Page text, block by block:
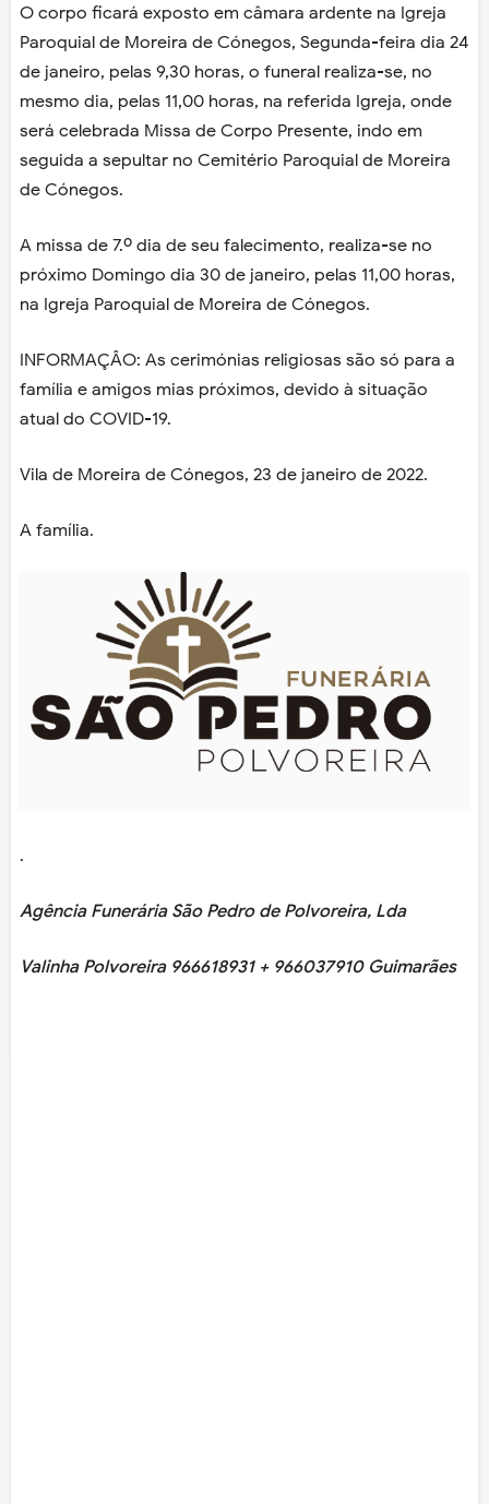
O corpo ficará exposto em câmara ardente na Igreja
Paroquial de Moreira de Cónegos, Segunda-feira dia 24
de janeiro, pelas 9,30 horas, o funeral realiza-se, no
mesmo dia, pelas 11,00 horas, na referida Igreja, onde
será celebrada Missa de Corpo Presente, indo em
seguida a sepultar no Cemitério Paroquial de Moreira
de Cónegos.
A missa de 7.º dia de seu falecimento, realiza-se no
próximo Domingo dia 30 de janeiro, pelas 11,00 horas,
na Igreja Paroquial de Moreira de Cónegos.
INFORMAÇÂO: As cerimónias religiosas são só para a
família e amigos mias próximos, devido à situação
atual do COVID-19.
Vila de Moreira de Cónegos, 23 de janeiro de 2022.
A família.
.
Agência Funerária São Pedro de Polvoreira, Lda
Valinha Polvoreira 966618931 + 966037910 Guimarães